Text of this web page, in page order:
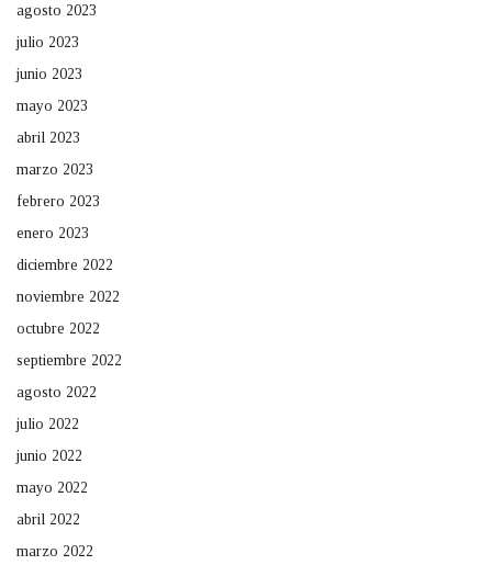
agosto 2023
julio 2023
junio 2023
mayo 2023
abril 2023
marzo 2023
febrero 2023
enero 2023
diciembre 2022
noviembre 2022
octubre 2022
septiembre 2022
agosto 2022
julio 2022
junio 2022
mayo 2022
abril 2022
marzo 2022